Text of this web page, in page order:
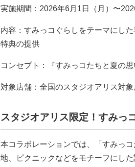
実施期間：2026年6月1日（月）〜
内容：すみっコぐらしをテーマにし
特典の提供
コンセプト：『すみっコたちと夏の思
対象店舗：全国のスタジオアリス対
スタジオアリス限定！すみっ
本コラボレーションでは、「すみっ
地、ピクニックなどをモチーフにし